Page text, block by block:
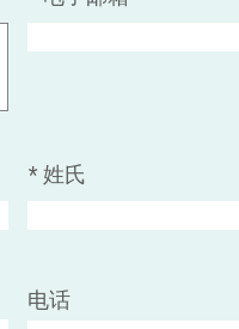
* 姓氏
电话